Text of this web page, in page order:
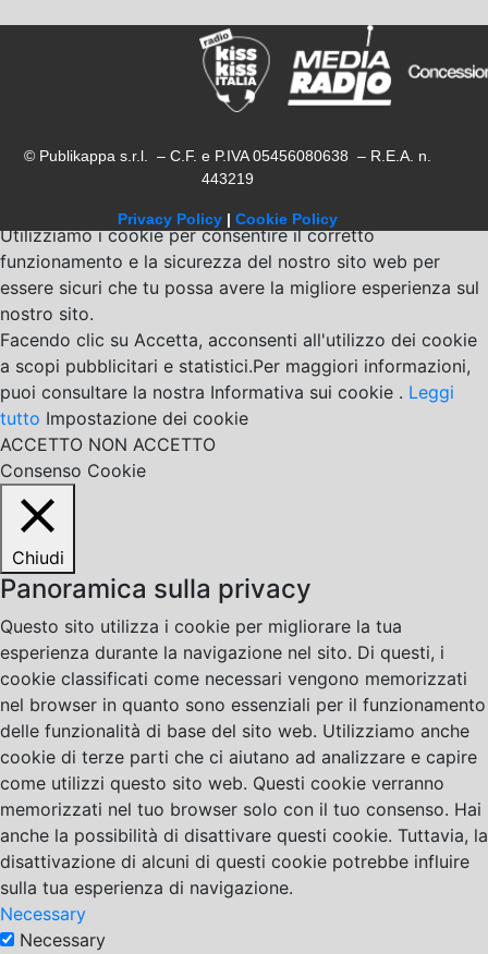
© Publikappa s.r.l. – C.F. e P.IVA 05456080638 – R.E.A. n.
443219
Privacy Policy | Cookie Policy
Utilizziamo i cookie per consentire il corretto
funzionamento e la sicurezza del nostro sito web per
essere sicuri che tu possa avere la migliore esperienza sul
nostro sito.
Facendo clic su Accetta, acconsenti all'utilizzo dei cookie
a scopi pubblicitari e statistici.Per maggiori informazioni,
puoi consultare la nostra Informativa sui cookie . Leggi
tutto Impostazione dei cookie
ACCETTO NON ACCETTO
Consenso Cookie
Chiudi
Panoramica sulla privacy
Questo sito utilizza i cookie per migliorare la tua
esperienza durante la navigazione nel sito. Di questi, i
cookie classificati come necessari vengono memorizzati
nel browser in quanto sono essenziali per il funzionamento
delle funzionalità di base del sito web. Utilizziamo anche
cookie di terze parti che ci aiutano ad analizzare e capire
come utilizzi questo sito web. Questi cookie verranno
memorizzati nel tuo browser solo con il tuo consenso. Hai
anche la possibilità di disattivare questi cookie. Tuttavia, la
disattivazione di alcuni di questi cookie potrebbe influire
sulla tua esperienza di navigazione.
Necessary
Necessary